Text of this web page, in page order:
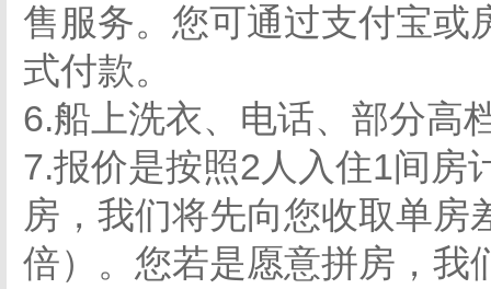
售服务。您可通过支付宝
式付款。
6.船上洗衣、电话、部分高
7.报价是按照2人入住1间房
房，我们将先向您收取单房
倍）。您若是愿意拼房，我